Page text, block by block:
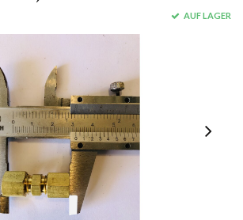
AUF LAGER